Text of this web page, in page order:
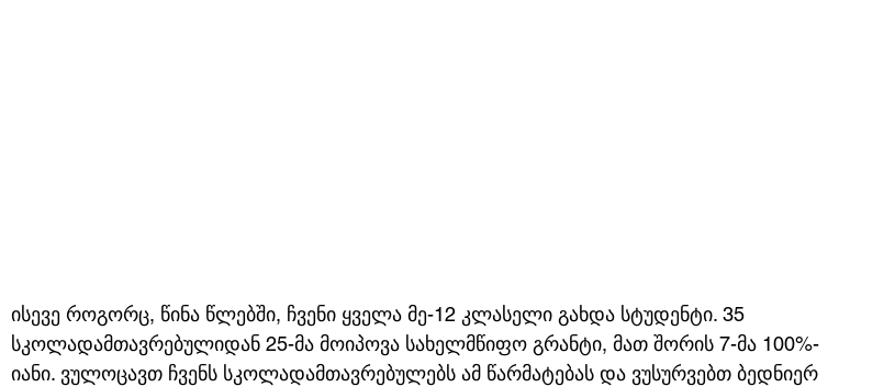
ისევე როგორც, წინა წლებში, ჩვენი ყველა მე-12 კლასელი გახდა სტუდენტი. 35
სკოლადამთავრებულიდან 25-მა მოიპოვა სახელმწიფო გრანტი, მათ შორის 7-მა 100%-
იანი. ვულოცავთ ჩვენს სკოლადამთავრებულებს ამ წარმატებას და ვუსურვებთ ბედნიერ